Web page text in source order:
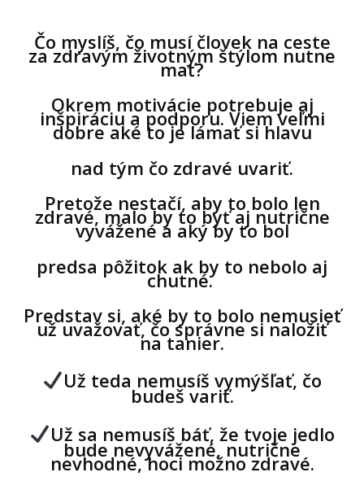
Čo myslíš, čo musí človek na ceste
za zdravým životným štýlom nutne
mať?
Okrem motivácie potrebuje aj
inšpiráciu a podporu. Viem veľmi
dobre aké to je lámať si hlavu
nad tým čo zdravé uvariť.
Pretože nestačí, aby to bolo len
zdravé, malo by to byť aj nutrične
vyvážené a aký by to bol
predsa pôžitok ak by to nebolo aj
chutné.
Predstav si, aké by to bolo nemusieť
už uvažovať, čo správne si naložiť
na tanier.
Už teda nemusíš vymýšľať, čo
budeš variť.
Už sa nemusíš báť, že tvoje jedlo
bude nevyvážené, nutrične
nevhodné, hoci možno zdravé.